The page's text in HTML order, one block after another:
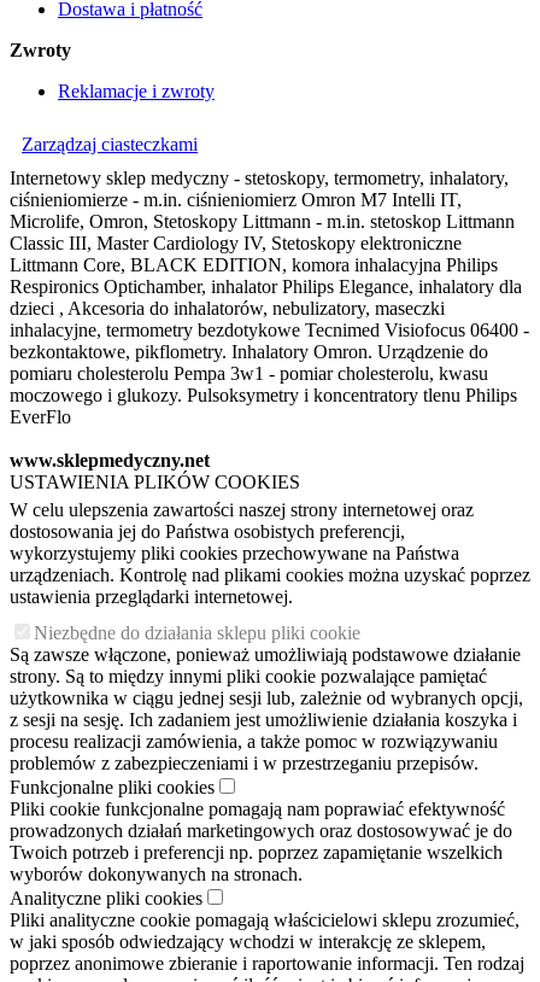
Dostawa i płatność
Zwroty
Reklamacje i zwroty
Zarządzaj ciasteczkami
Internetowy sklep medyczny - stetoskopy, termometry, inhalatory,
ciśnieniomierze - m.in. ciśnieniomierz Omron M7 Intelli IT,
Microlife, Omron, Stetoskopy Littmann - m.in. stetoskop Littmann
Classic III, Master Cardiology IV, Stetoskopy elektroniczne
Littmann Core, BLACK EDITION, komora inhalacyjna Philips
Respironics Optichamber, inhalator Philips Elegance, inhalatory dla
dzieci , Akcesoria do inhalatorów, nebulizatory, maseczki
inhalacyjne, termometry bezdotykowe Tecnimed Visiofocus 06400 -
bezkontaktowe, pikflometry. Inhalatory Omron. Urządzenie do
pomiaru cholesterolu Pempa 3w1 - pomiar cholesterolu, kwasu
moczowego i glukozy. Pulsoksymetry i koncentratory tlenu Philips
EverFlo
www.sklepmedyczny.net
USTAWIENIA PLIKÓW COOKIES
W celu ulepszenia zawartości naszej strony internetowej oraz
dostosowania jej do Państwa osobistych preferencji,
wykorzystujemy pliki cookies przechowywane na Państwa
urządzeniach. Kontrolę nad plikami cookies można uzyskać poprzez
ustawienia przeglądarki internetowej.
Niezbędne do działania sklepu pliki cookie
Są zawsze włączone, ponieważ umożliwiają podstawowe działanie
strony. Są to między innymi pliki cookie pozwalające pamiętać
użytkownika w ciągu jednej sesji lub, zależnie od wybranych opcji,
z sesji na sesję. Ich zadaniem jest umożliwienie działania koszyka i
procesu realizacji zamówienia, a także pomoc w rozwiązywaniu
problemów z zabezpieczeniami i w przestrzeganiu przepisów.
Funkcjonalne pliki cookies
Pliki cookie funkcjonalne pomagają nam poprawiać efektywność
prowadzonych działań marketingowych oraz dostosowywać je do
Twoich potrzeb i preferencji np. poprzez zapamiętanie wszelkich
wyborów dokonywanych na stronach.
Analityczne pliki cookies
Pliki analityczne cookie pomagają właścicielowi sklepu zrozumieć,
w jaki sposób odwiedzający wchodzi w interakcję ze sklepem,
poprzez anonimowe zbieranie i raportowanie informacji. Ten rodzaj